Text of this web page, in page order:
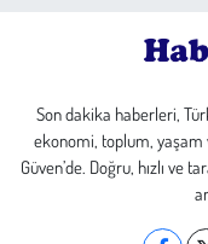
Son dakika haberleri,
ekonomi, toplum, yaşam
Güven’de. Doğru, hızlı ve